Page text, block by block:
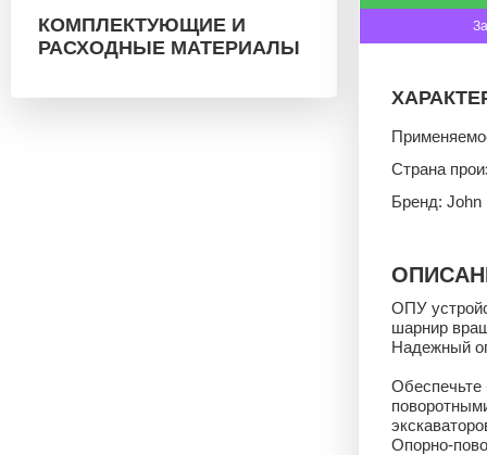
КОМПЛЕКТУЮЩИЕ И
РАСХОДНЫЕ МАТЕРИАЛЫ
Страна
Бренд: John
ОПУ
шарнир
Надежный
Обеспечьте
Опорно-